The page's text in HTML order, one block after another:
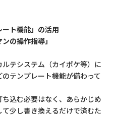
ート機能」の活用
の操作指導」
テシステム（カイポケ等）に
テンプレート機能が備わって
込む必要はなく、あらかじめ
少し書き換えるだけで済むた